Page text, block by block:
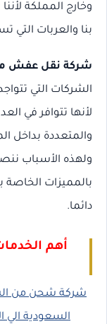
وخارج المملكة
بنا والعربات التي
شركة نقل عفش
الشركات التي
لأنها تتوافر في
ولهذه الأسباب
بالمميزات
دائما.
أهم
شركة شحن من
السعودية الي